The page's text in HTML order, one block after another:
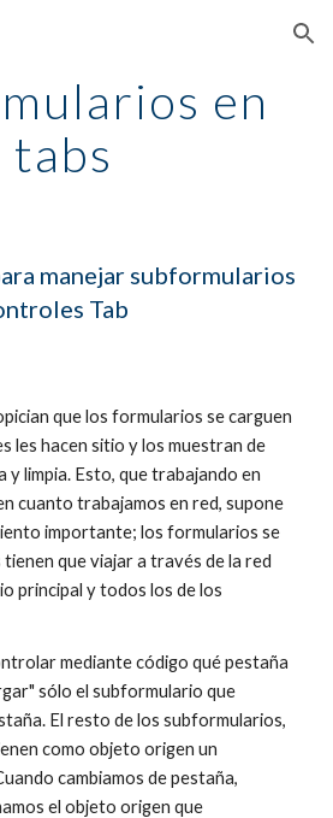
Skip to navigation
en
tabs
manejar subformularios
Tab
que los formularios se carguen
les hacen sitio y los muestran de
y limpia. Esto, que trabajando en
cuanto trabajamos en red, supone
importante; los formularios se
que viajar a través de la red
principal y todos los de los
mediante código qué pestaña
sólo el subformulario que
El resto de los subformularios,
como objeto origen un
cambiamos de pestaña,
el objeto origen que